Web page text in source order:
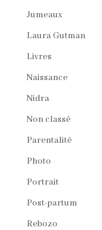
Jumeaux
Laura Gutman
Livres
Naissance
Nidra
Non classé
Parentalité
Photo
Portrait
Post-partum
Rebozo